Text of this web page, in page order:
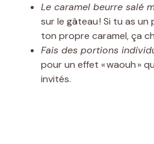
Le caramel beurre salé
sur le gâteau ! Si tu as
ton propre caramel, ça
Fais des portions
pour un effet « waouh »
invités.